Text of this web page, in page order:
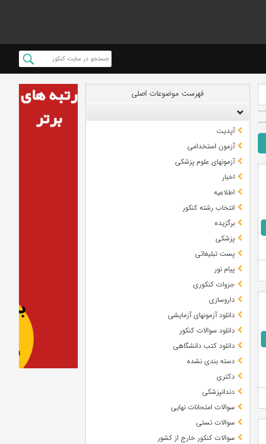
فهرست موضوعات اصلی
آپدیت
آزمون استخدامی
آزمونهای علوم پزشکی
اخبار
اطلاعیه
انتخاب رشته کنکور
برگزیده
پزشکی
پست تبلیغاتی
پیام نور
جزوات کنکوری
داروسازی
دانلود آزمونهای آزمایشی
دانلود سوالات کنکور
دانلود کتب دانشگاهی
دسته بندی نشده
دکتری
دندانپزشکی
سوالات امتحانات نهایی
سوالات تستی
سوالات کنکور خارج از کشور